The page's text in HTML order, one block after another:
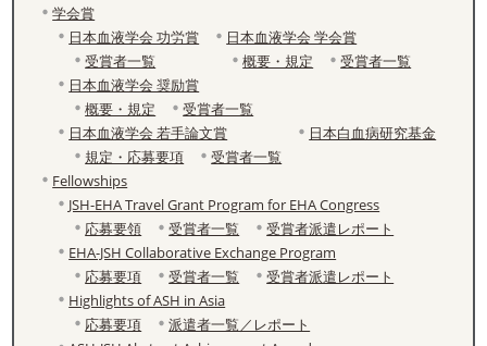
学会賞
日本血液学会 功労賞
受賞者一覧
日本血液学会 学会賞
概要・規定
受賞者一覧
日本血液学会 奨励賞
概要・規定
受賞者一覧
日本血液学会 若手論文賞
規定・応募要項
受賞者一覧
日本白血病研究基金
Fellowships
JSH-EHA Travel Grant Program for EHA Congress
応募要領
受賞者一覧
受賞者派遣レポート
EHA-JSH Collaborative Exchange Program
応募要項
受賞者一覧
受賞者派遣レポート
Highlights of ASH in Asia
応募要項
派遣者一覧／レポート